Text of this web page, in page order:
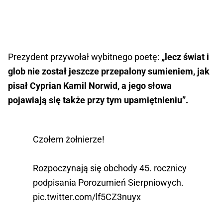
Prezydent przywołał wybitnego poetę: „lecz świat i
glob nie został jeszcze przepalony sumieniem, jak
pisał Cyprian Kamil Norwid, a jego słowa
pojawiają się także przy tym upamiętnieniu”.
Czołem żołnierze!
Rozpoczynają się obchody 45. rocznicy
podpisania Porozumień Sierpniowych.
pic.twitter.com/lf5CZ3nuyx